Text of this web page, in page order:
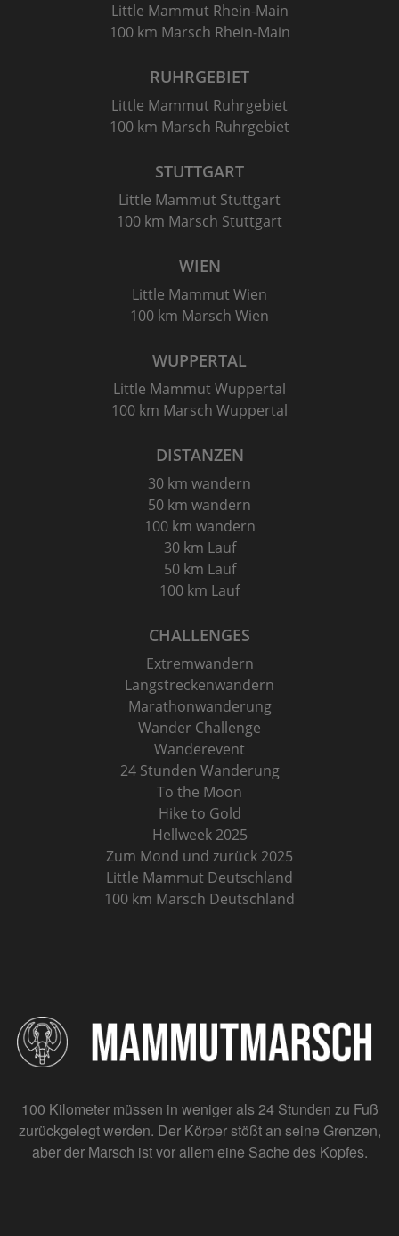
Little Mammut Rhein-Main
100 km Marsch Rhein-Main
RUHRGEBIET
Little Mammut Ruhrgebiet
100 km Marsch Ruhrgebiet
STUTTGART
Little Mammut Stuttgart
100 km Marsch Stuttgart
WIEN
Little Mammut Wien
100 km Marsch Wien
WUPPERTAL
Little Mammut Wuppertal
100 km Marsch Wuppertal
DISTANZEN
30 km wandern
50 km wandern
100 km wandern
30 km Lauf
50 km Lauf
100 km Lauf
CHALLENGES
Extremwandern
Langstreckenwandern
Marathonwanderung
Wander Challenge
Wanderevent
24 Stunden Wanderung
To the Moon
Hike to Gold
Hellweek 2025
Zum Mond und zurück 2025
Little Mammut Deutschland
100 km Marsch Deutschland
100 Kilometer müssen in weniger als 24 Stunden zu Fuß
zurückgelegt werden. Der Körper stößt an seine Grenzen,
aber der Marsch ist vor allem eine Sache des Kopfes.